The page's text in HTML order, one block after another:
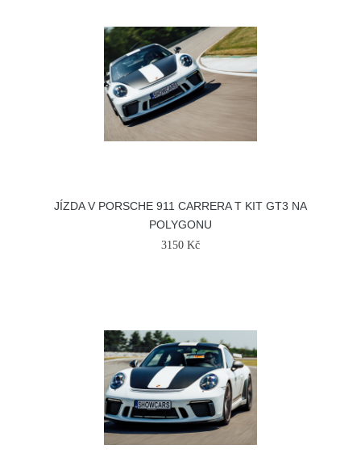
JÍZDA V PORSCHE 911 CARRERA T KIT GT3 NA
POLYGONU
3150 Kč